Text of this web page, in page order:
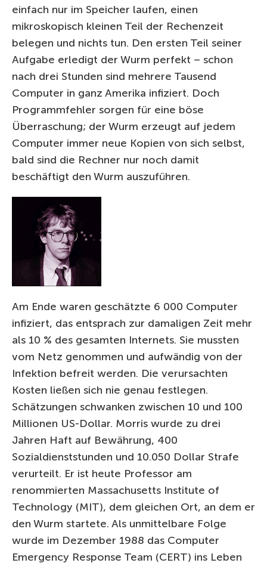
einfach nur im Speicher laufen, einen
mikroskopisch kleinen Teil der Rechenzeit
belegen und nichts tun. Den ersten Teil seiner
Aufgabe erledigt der Wurm perfekt – schon
nach drei Stunden sind mehrere Tausend
Computer in ganz Amerika infiziert. Doch
Programmfehler sorgen für eine böse
Überraschung; der Wurm erzeugt auf jedem
Computer immer neue Kopien von sich selbst,
bald sind die Rechner nur noch damit
beschäftigt den Wurm auszuführen.
Am Ende waren geschätzte 6 000 Computer
infiziert, das entsprach zur damaligen Zeit mehr
als 10 % des gesamten Internets. Sie mussten
vom Netz genommen und aufwändig von der
Infektion befreit werden. Die verursachten
Kosten ließen sich nie genau festlegen.
Schätzungen schwanken zwischen 10 und 100
Millionen US-Dollar. Morris wurde zu drei
Jahren Haft auf Bewährung, 400
Sozialdienststunden und 10.050 Dollar Strafe
verurteilt. Er ist heute Professor am
renommierten Massachusetts Institute of
Technology (MIT), dem gleichen Ort, an dem er
den Wurm startete. Als unmittelbare Folge
wurde im Dezember 1988 das Computer
Emergency Response Team (CERT) ins Leben